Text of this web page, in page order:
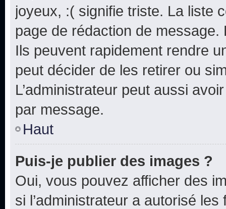
joyeux, :( signifie triste. La liste
page de rédaction de
Ils peuvent rapidement rendre
peut décider de les retirer ou
L’administrateur peut aussi
par message.
Haut
Puis-je publier des images ?
Oui, vous pouvez afficher des
si l’administrateur a autorisé